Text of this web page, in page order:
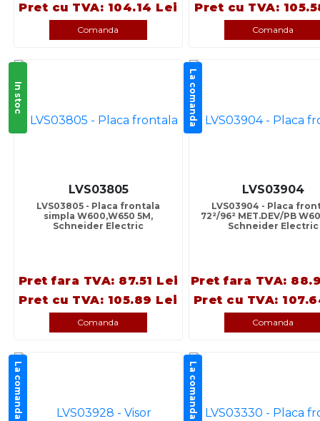
Pret cu TVA: 104.14 Lei
Comanda
Pret cu TVA:
Comanda
In stoc
LVS03805
LVS03805 - Placa frontala
simpla W600,W650 5M,
Schneider Electric
Pret fara TVA: 87.51 Lei
Pret cu TVA: 105.89 Lei
Comanda
La comanda
LVS03904
LVS03904 - Placa
72²/96² MET.DEV/PB
Schneider Electric
Pret fara TVA:
Pret cu TVA:
Comanda
La comanda La comanda